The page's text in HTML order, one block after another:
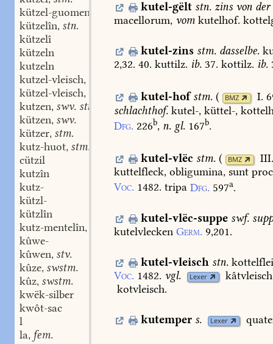
kützel-guomen
kützelîn, stn.
kützelî
kützeln
kutzeln
kutzel-vleisch,
kützel-vleisch,
kutzen, swv. stn.
kützen, swv.
kützer, stm.
kutz-huot, stm.
cützil
kutzîn
kutz-
kützl-
kützlîn
kutz-mentelîn,
kûwe-
kûwen, stv.
kûze, swstm.
kûz, swstm.
kwëk-silber
kwôt-sac
l
la, fem.
kutel-gëlt stn. zinsvonder
macellorum, vom kutelhof.
kutel-zins stm. dasselbe.
2,32. 40. kuttilz. ib. 37. kottilz. ib.
kutel-hof stm. ( BMZ
I.
schlachthof. kutel-, küttel-,
Dfg. 226b, n. gl. 167b.
kutel-vlëc stm. ( BMZ
kuttelfleck, obligumina, sunt
Voc. 1482. tripa Dfg. 597a.
kutel-vlëc-suppe swf.
kutelvlecken Germ. 9,201.
kutel-vleisch stn.
Voc. 1482. vgl. Lexer
kotvleisch.
kutemper s. Lexer